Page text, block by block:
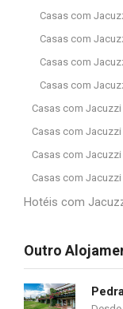
Casas com
Casas com
Casas com
Casas com
Casas com
Casas com
Casas com
Casas com
Hotéis com
Outro